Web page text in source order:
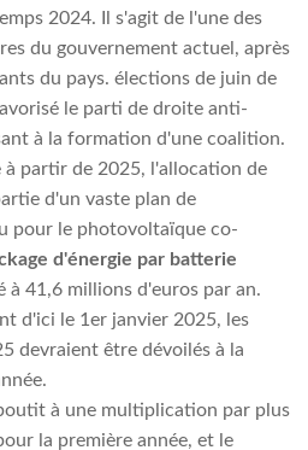
2024. Il s'agit de l'une des
du gouvernement actuel, après
du pays. élections de juin de
le parti de droite anti-
à la formation d'une coalition.
à partir de 2025, l'allocation de
d'un vaste plan de
pour le photovoltaïque co-
d'énergie par batterie
à 41,6 millions d'euros par an.
d'ici le 1er janvier 2025, les
devraient être dévoilés à la
à une multiplication par plus
la première année, et le